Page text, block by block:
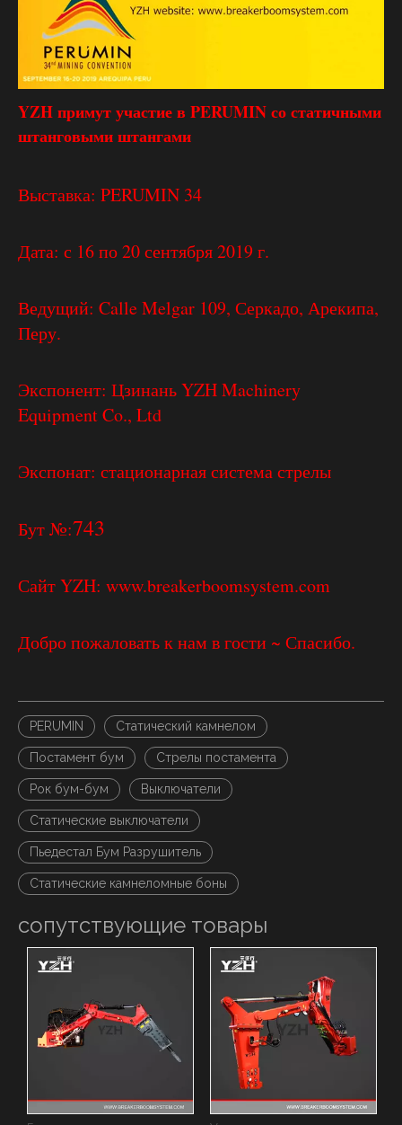
YZH примут участие в PERUMIN со статичными
штанговыми штангами
Выставка: PERUMIN 34
Дата: с 16 по 20 сентября 2019 г.
Ведущий: Calle Melgar 109, Серкадо, Арекипа,
Перу.
Экспонент: Цзинань YZH Machinery
Equipment Co., Ltd
Экспонат: стационарная система стрелы
Бут №:743
Сайт YZH: www.breakerboomsystem.com
Добро пожаловать к нам в гости ~ Спасибо.
PERUMIN Статический камнелом
Постамент бум Стрелы постамента
Рок бум-бум Выключатели
Статические выключатели
Пьедестал Бум Разрушитель
Статические камнеломные боны
сопутствующие товары